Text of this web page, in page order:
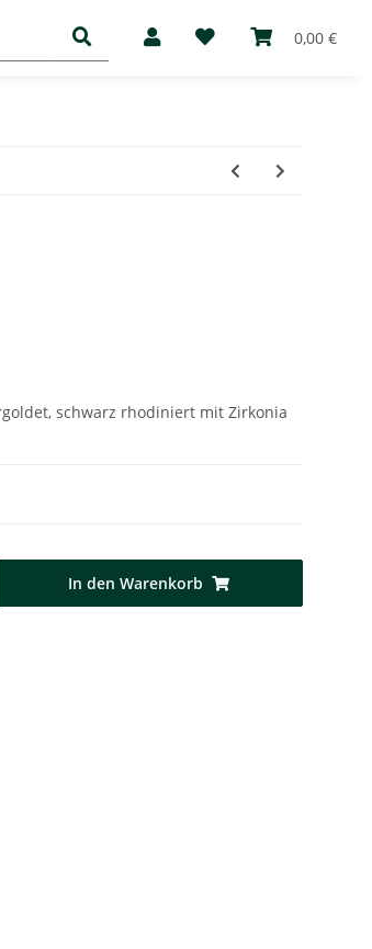
0,00 €
Mediathek Über uns
schwarz rhodiniert mit Zirkonia
In den Warenkorb